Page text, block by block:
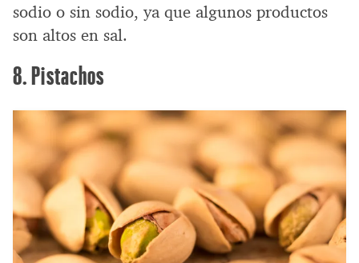
sodio o sin sodio, ya que algunos productos
son altos en sal.
8. Pistachos